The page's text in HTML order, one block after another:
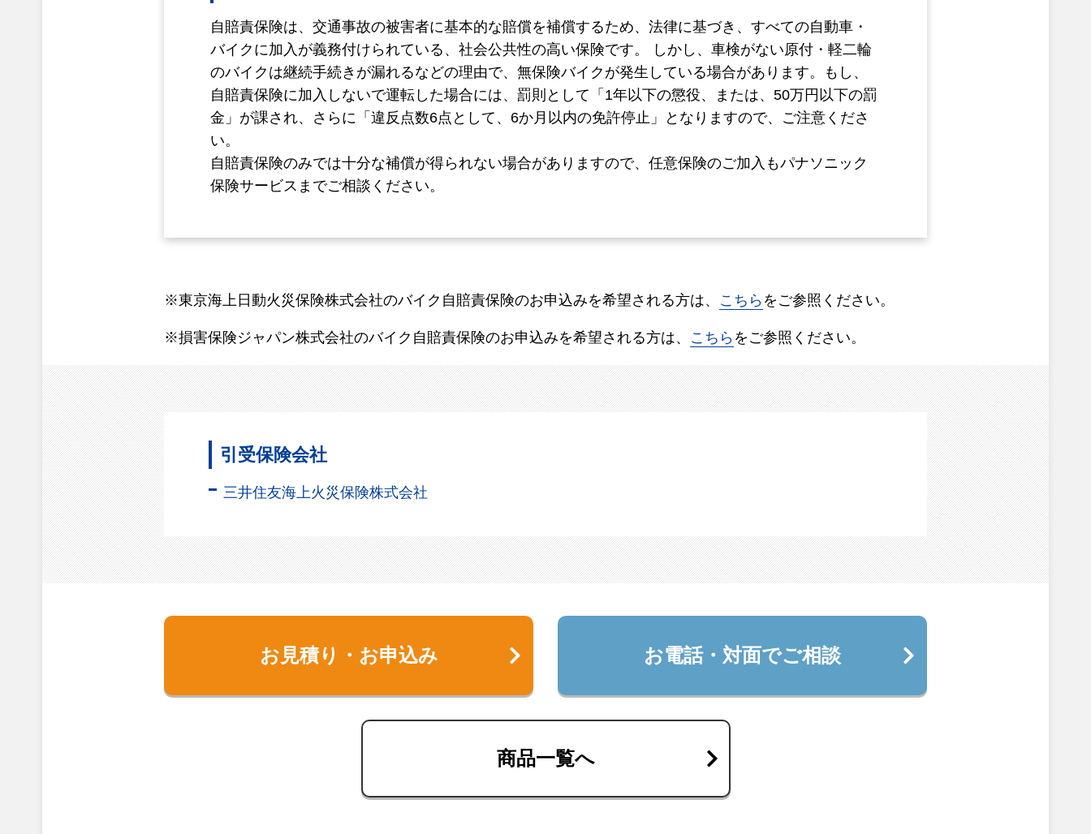
自賠責保険は、交通事故の被害者に基本的な賠償を補償するため、法律に基づき、すべての自動車・
バイクに加入が義務付けられている、社会公共性の高い保険です。 しかし、車検がない原付・軽二輪
のバイクは継続手続きが漏れるなどの理由で、無保険バイクが発生している場合があります。もし、
自賠責保険に加入しないで運転した場合には、罰則として「1年以下の懲役、または、50万円以下の罰
金」が課され、さらに「違反点数6点として、6か月以内の免許停止」となりますので、ご注意くださ
い。
自賠責保険のみでは十分な補償が得られない場合がありますので、任意保険のご加入もパナソニック
保険サービスまでご相談ください。
※東京海上日動火災保険株式会社のバイク自賠責保険のお申込みを希望される方は、 こちら をご参照ください。
※損害保険ジャパン株式会社のバイク自賠責保険のお申込みを希望される方は、 こちら をご参照ください。
引受保険会社
三井住友海上火災保険株式会社
お見積り・お申込み お電話・対面でご相談
商品一覧へ